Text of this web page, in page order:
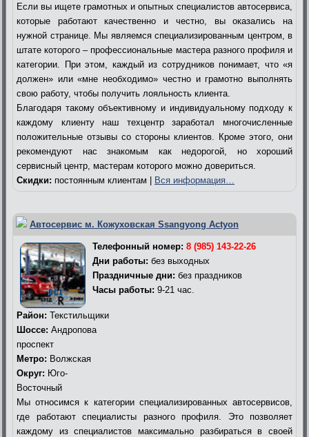
Если вы ищете грамотных и опытных специалистов автосервиса,
которые работают качественно и честно, вы оказались на
нужной странице. Мы являемся специализированным центром, в
штате которого – профессиональные мастера разного профиля и
категории. При этом, каждый из сотрудников понимает, что «я
должен» или «мне необходимо» честно и грамотно выполнять
свою работу, чтобы получить лояльность клиента.
Благодаря такому объективному и индивидуальному подходу к
каждому клиенту наш техцентр заработал многочисленные
положительные отзывы со стороны клиентов. Кроме этого, они
рекомендуют нас знакомым как недорогой, но хороший
сервисный центр, мастерам которого можно довериться.
Скидки: постоянным клиентам | Вся информация…
Автосервис м. Кожуховская Ssangyong Actyon
Телефонный номер: 8 (985) 143-22-26
Дни работы: без выходных
Праздничные дни: без праздников
Часы работы: 9-21 час.
Район: Текстильщики
Шоссе: Андропова
проспект
Метро: Волжская
Округ: Юго-
Восточный
Мы относимся к категории специализированных автосервисов,
где работают специалисты разного профиля. Это позволяет
каждому из специалистов максимально разбираться в своей